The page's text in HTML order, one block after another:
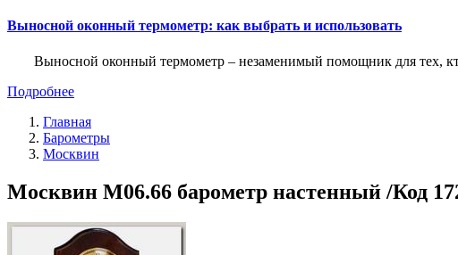
Выносной оконный термометр: как выбрать и использовать
Выносной оконный термометр – незаменимый помощник для тех,
Подробнее
Главная
Барометры
Москвин
Москвин М06.66 барометр настенный /Код